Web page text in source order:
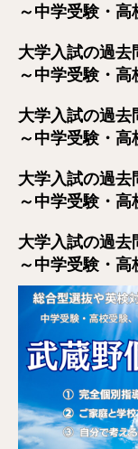
～中学受験・
大学入試の過去
～中学受験・
大学入試の過去
～中学受験・
大学入試の過去
～中学受験・
大学入試の過去
～中学受験・